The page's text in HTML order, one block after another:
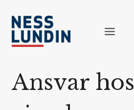
content
Ansvar hos